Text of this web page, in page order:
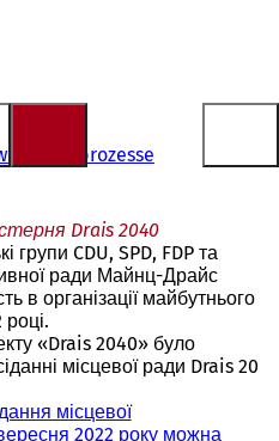
Drais 2040
групи CDU, SPD, FDP та
ради Майнц-Драйс
в організації майбутнього
«Drais 2040» було
місцевої ради Drais 20
місцевої
2022 року можна